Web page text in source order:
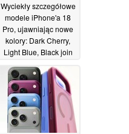
Wyciekły szczegółowe
modele iPhone'a 18
Pro, ujawniając nowe
kolory: Dark Cherry,
Light Blue, Black join
Silver
29/05/2026